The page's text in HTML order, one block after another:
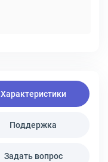
Характеристики
Поддержка
Задать вопрос